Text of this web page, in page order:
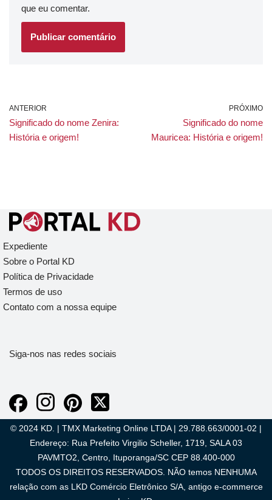
que eu comentar.
ANTERIOR
Significado do nome Zenira:
História e origem!
PRÓXIMO
Significado do nome
Mauricea: História e origem!
Expediente
Sobre o Portal KD
Política de Privacidade
Termos de uso
Contato com a nossa equipe
Siga-nos nas redes sociais
© 2024 KD. | TMX Marketing Online LTDA | 29.788.663/0001-02 |
Endereço: Rua Prefeito Virgilio Scheller, 1719, SALA 03
PAVMTO2, Centro, Ituporanga/SC CEP 88.400-000
TODOS OS DIREITOS RESERVADOS. NÃO temos NENHUMA
relação com as LKD Comércio Eletrônico S/A, antigo e-commerce